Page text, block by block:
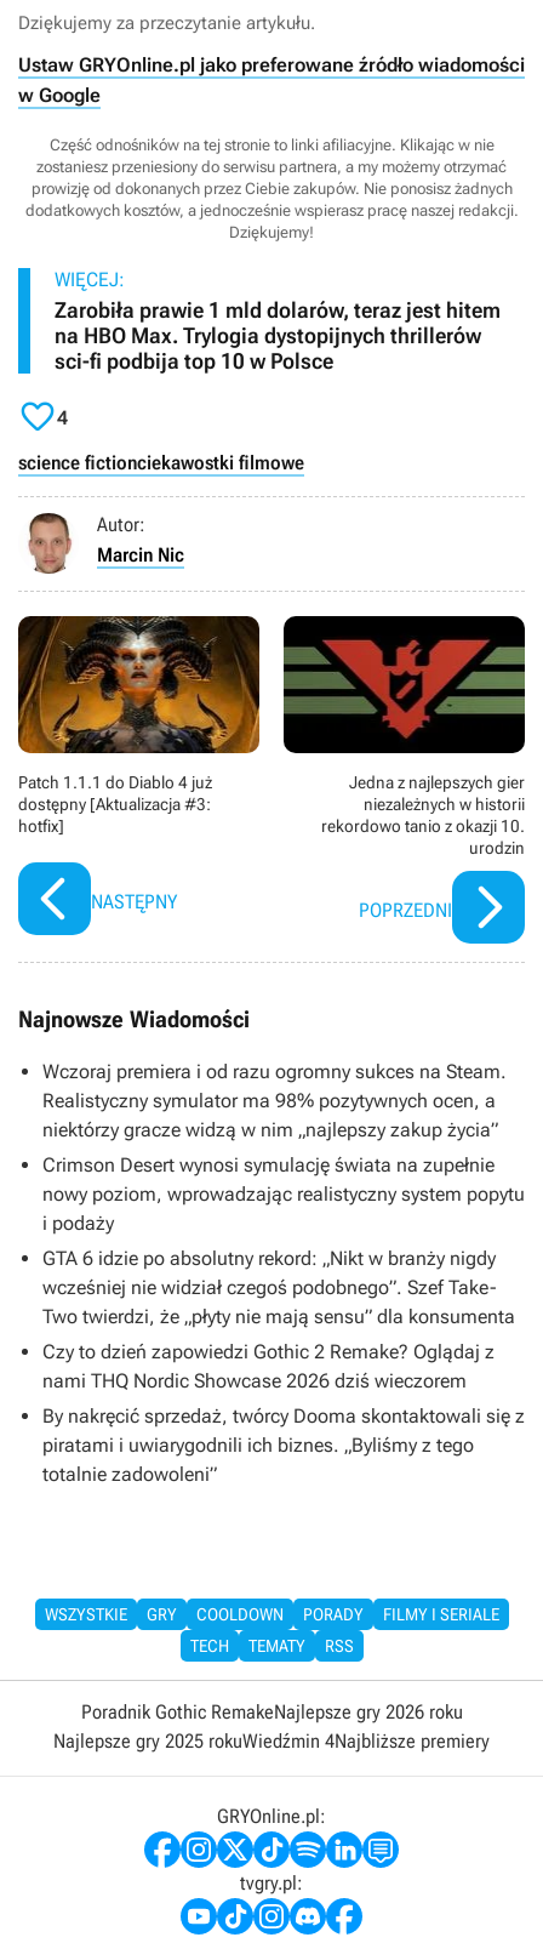
Dziękujemy za przeczytanie artykułu.
Ustaw GRYOnline.pl jako preferowane źródło wiadomości
w Google
Część odnośników na tej stronie to linki afiliacyjne. Klikając w nie
zostaniesz przeniesiony do serwisu partnera, a my możemy otrzymać
prowizję od dokonanych przez Ciebie zakupów. Nie ponosisz żadnych
dodatkowych kosztów, a jednocześnie wspierasz pracę naszej redakcji.
Dziękujemy!
WIĘCEJ:
Zarobiła prawie 1 mld dolarów, teraz jest hitem
na HBO Max. Trylogia dystopijnych thrillerów
sci-fi podbija top 10 w Polsce
4
science fictionciekawostki filmowe
Autor:
Marcin Nic
Patch 1.1.1 do Diablo 4 już
dostępny [Aktualizacja #3:
hotfix]
NASTĘPNY
Jedna z najlepszych gier
niezależnych w historii
rekordowo tanio z okazji 10.
urodzin
POPRZEDNI
Najnowsze Wiadomości
Wczoraj premiera i od razu ogromny sukces na Steam.
Realistyczny symulator ma 98% pozytywnych ocen, a
niektórzy gracze widzą w nim „najlepszy zakup życia”
Crimson Desert wynosi symulację świata na zupełnie
nowy poziom, wprowadzając realistyczny system popytu
i podaży
GTA 6 idzie po absolutny rekord: „Nikt w branży nigdy
wcześniej nie widział czegoś podobnego”. Szef Take-
Two twierdzi, że „płyty nie mają sensu” dla konsumenta
Czy to dzień zapowiedzi Gothic 2 Remake? Oglądaj z
nami THQ Nordic Showcase 2026 dziś wieczorem
By nakręcić sprzedaż, twórcy Dooma skontaktowali się z
piratami i uwiarygodnili ich biznes. „Byliśmy z tego
totalnie zadowoleni”
WSZYSTKIE GRY COOLDOWN PORADY
FILMY I SERIALE
TECH
TEMATY RSS
Poradnik Gothic RemakeNajlepsze gry 2026 roku
Najlepsze gry 2025 rokuWiedźmin 4Najbliższe premiery
GRYOnline.pl:
tvgry.pl: